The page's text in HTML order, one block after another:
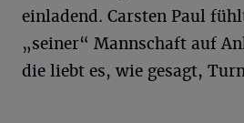
einladend. Carsten Paul
„seiner“ Mannschaft auf
die liebt es, wie gesagt,